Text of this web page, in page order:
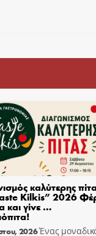
καλύτερης
Kilkis” 2026
και γίνε …
2026Ένας